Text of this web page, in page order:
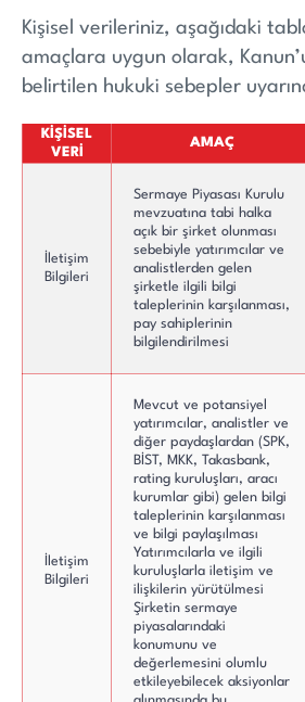
Kişisel verileriniz, aşağıdaki
amaçlara uygun olarak,
belirtilen hukuki sebepler
KİŞİSEL
VERİ
AMAÇ
İletişim
Bilgileri
Sermaye Piyasası Kurulu
mevzuatına tabi halka
açık bir şirket olunması
sebebiyle yatırımcılar ve
analistlerden gelen
şirketle ilgili bilgi
taleplerinin karşılanması,
pay sahiplerinin
bilgilendirilmesi
İletişim
Bilgileri
Mevcut ve potansiyel
yatırımcılar, analistler ve
diğer paydaşlardan (SPK,
BİST, MKK, Takasbank,
rating kuruluşları, aracı
kurumlar gibi) gelen bilgi
taleplerinin karşılanması
ve bilgi paylaşılması
Yatırımcılarla ve ilgili
kuruluşlarla iletişim ve
ilişkilerin yürütülmesi
Şirketin sermaye
piyasalarındaki
konumunu ve
değerlemesini olumlu
etkileyebilecek aksiyonlar